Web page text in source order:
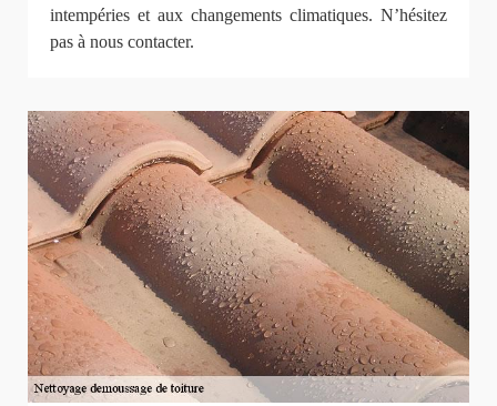
intempéries et aux changements climatiques. N’hésitez
pas à nous contacter.